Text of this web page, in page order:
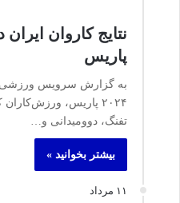
نتایج کاروان
پاریس
به گزارش سرویس ورزشی
۲۰۲۴ پاریس،
تفنگ، دوومیدانی و…
بیشتر بخوانید »
۱۱ مرداد